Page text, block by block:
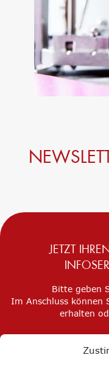
JETZT
Bitte geben
Im Anschluss können
erhalten